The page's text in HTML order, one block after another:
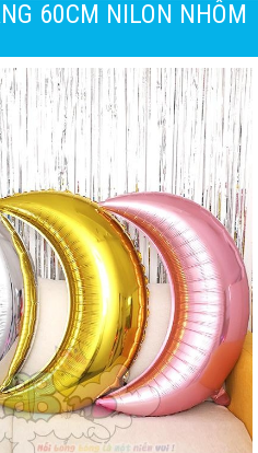
60CM NILON NHÔM